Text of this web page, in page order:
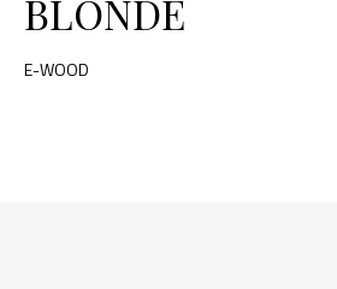
BLONDE
E-WOOD